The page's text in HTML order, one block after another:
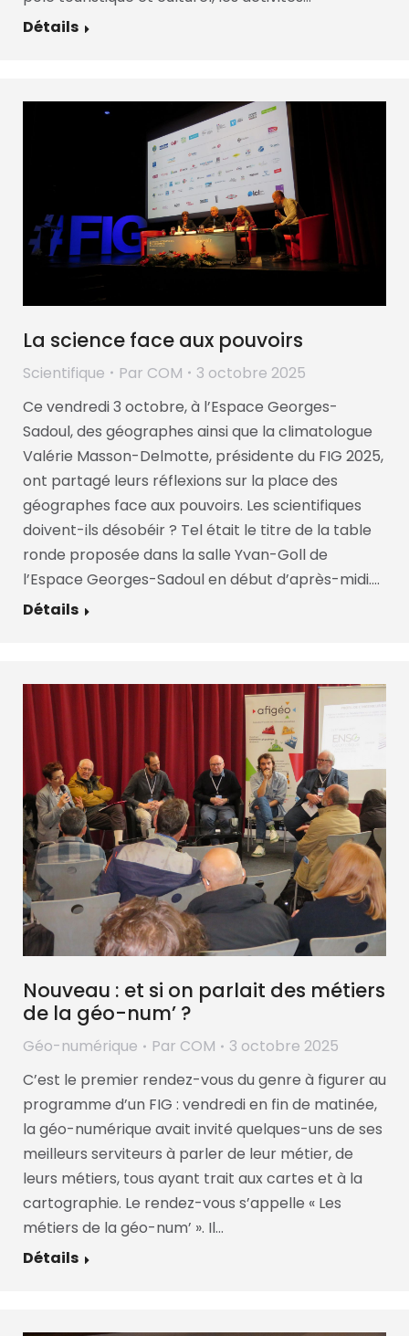
Détails
La science face aux pouvoirs
Scientifique Par COM
3 octobre 2025
Ce vendredi 3 octobre, à l’Espace Georges-
Sadoul, des géographes ainsi que la climatologue
Valérie Masson-Delmotte, présidente du FIG 2025,
ont partagé leurs réflexions sur la place des
géographes face aux pouvoirs. Les scientifiques
doivent-ils désobéir ? Tel était le titre de la table
ronde proposée dans la salle Yvan-Goll de
l’Espace Georges-Sadoul en début d’après-midi.…
Détails
Nouveau : et si on parlait des métiers
de la géo-num’ ?
Géo-numérique Par COM
3 octobre 2025
C’est le premier rendez-vous du genre à figurer au
programme d’un FIG : vendredi en fin de matinée,
la géo-numérique avait invité quelques-uns de ses
meilleurs serviteurs à parler de leur métier, de
leurs métiers, tous ayant trait aux cartes et à la
cartographie. Le rendez-vous s’appelle « Les
métiers de la géo-num’ ». Il…
Détails